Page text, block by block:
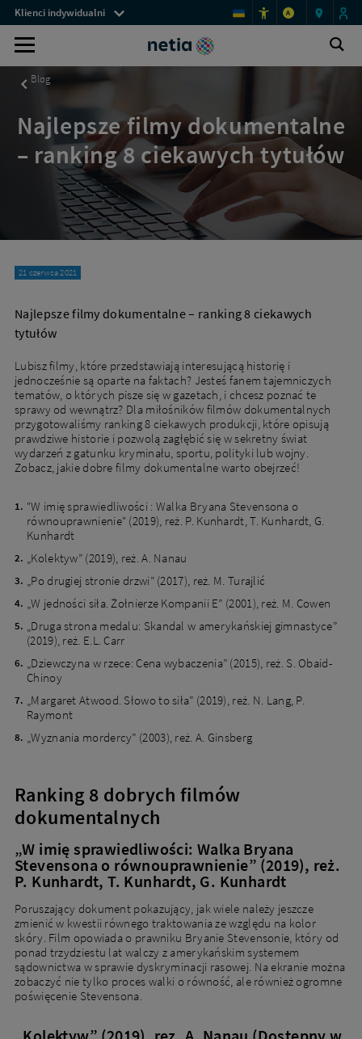
Najlepsze
filmy
dokumentalne
ranking
Netia.pl
Menu
przestrzeni
klienckich
Klienci indywidualni A
Sprawdź
ofertę
telefonów
i
smartfonów
na
raty
od
Wyszukiwarka
Blog
Najlepsze filmy dokumentalne
– ranking 8 ciekawych tytułów
21 czerwca 2021
Najlepsze filmy dokumentalne – ranking 8 ciekawych
tytułów
Lubisz filmy, które przedstawiają interesującą historię i
jednocześnie są oparte na faktach? Jesteś fanem tajemniczych
tematów, o których pisze się w gazetach, i chcesz poznać te
sprawy od wewnątrz? Dla miłośników filmów dokumentalnych
przygotowaliśmy ranking 8 ciekawych produkcji, które opisują
prawdziwe historie i pozwolą zagłębić się w sekretny świat
wydarzeń z gatunku kryminału, sportu, polityki lub wojny.
Zobacz, jakie dobre filmy dokumentalne warto obejrzeć!
"W imię sprawiedliwości : Walka Bryana Stevensona o
równouprawnienie" (2019), reż. P. Kunhardt, T. Kunhardt, G.
Kunhardt
„Kolektyw” (2019), reż. A. Nanau
„Po drugiej stronie drzwi” (2017), reż. M. Turajlić
„W jedności siła. Żołnierze Kompanii E” (2001), reż. M. Cowen
„Druga strona medalu: Skandal w amerykańskiej gimnastyce”
(2019), reż. E.L. Carr
„Dziewczyna w rzece: Cena wybaczenia” (2015), reż. S. Obaid-
Chinoy
„Margaret Atwood. Słowo to siła” (2019), reż. N. Lang, P.
Raymont
„Wyznania mordercy” (2003), reż. A. Ginsberg
Ranking 8 dobrych filmów
dokumentalnych
„W imię sprawiedliwości: Walka Bryana
Stevensona o równouprawnienie” (2019), reż.
P. Kunhardt, T. Kunhardt, G. Kunhardt
Poruszający dokument pokazujący, jak wiele należy jeszcze
zmienić w kwestii równego traktowania ze względu na kolor
skóry. Film opowiada o prawniku Bryanie Stevensonie, który od
ponad trzydziestu lat walczy z amerykańskim systemem
sądownictwa w sprawie dyskryminacji rasowej. Na ekranie można
zobaczyć nie tylko proces walki o równość, ale również ogromne
poświęcenie Stevensona.
„Kolektyw” (2019), rez. A. Nanau (Dostępny w